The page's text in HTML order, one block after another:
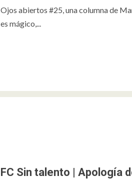
Ojos abiertos #25, una columna de
es mágico,...
FC Sin talento | Apología